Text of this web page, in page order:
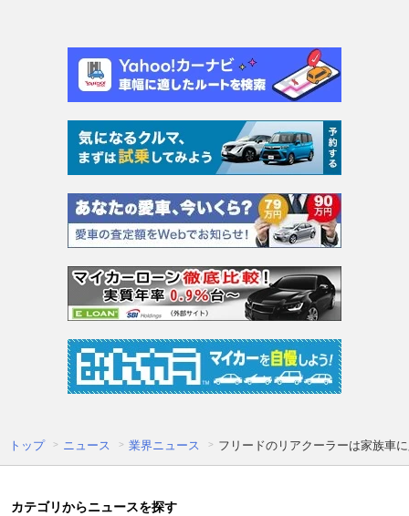
トップ ニュース 業界ニュース フリードのリアクーラーは家族車
カテゴリからニュースを探す